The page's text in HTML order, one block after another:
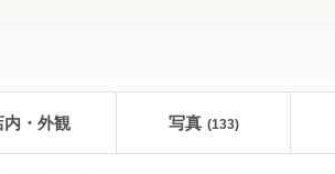
内・外観 写真 (133)